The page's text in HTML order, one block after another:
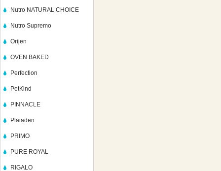
Nutro NATURAL CHOICE
Nutro Supremo
Orijen
OVEN BAKED
Perfection
PetKind
PINNACLE
Plaiaden
PRIMO
PURE ROYAL
RIGALO